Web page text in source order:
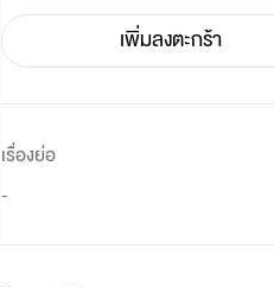
เพิ่มลงตะกร้า
เรื่องย่อ
-